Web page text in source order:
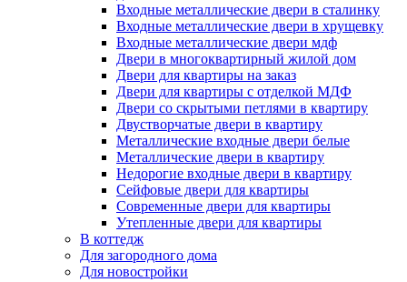
Входные металлические двери в сталинку
Входные металлические двери в хрущевку
Входные металлические двери мдф
Двери в многоквартирный жилой дом
Двери для квартиры на заказ
Двери для квартиры с отделкой МДФ
Двери со скрытыми петлями в квартиру
Двустворчатые двери в квартиру
Металлические входные двери белые
Металлические двери в квартиру
Недорогие входные двери в квартиру
Сейфовые двери для квартиры
Современные двери для квартиры
Утепленные двери для квартиры
В коттедж
Для загородного дома
Для новостройки